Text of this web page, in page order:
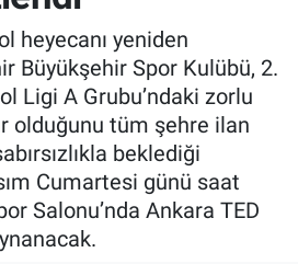
heyecanı yeniden
Büyükşehir Spor Kulübü, 2.
Ligi A Grubu’ndaki zorlu
olduğunu tüm şehre ilan
beklediği
Cumartesi günü saat
Salonu’nda Ankara TED